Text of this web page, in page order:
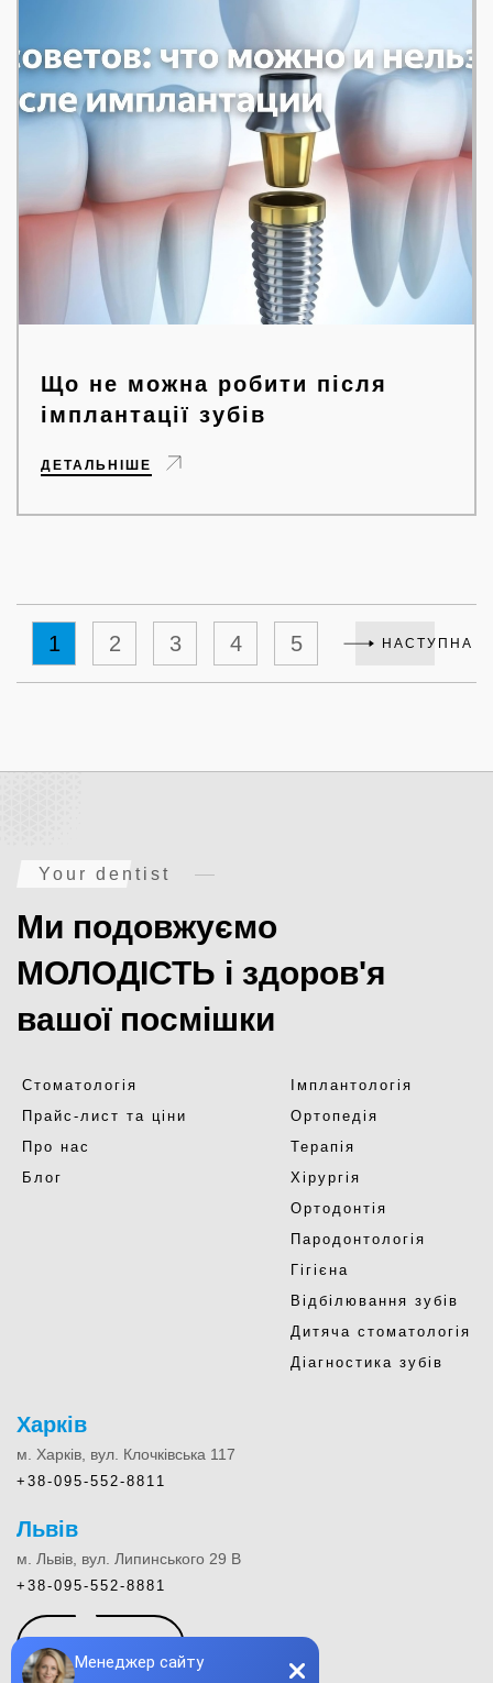
Що не можна робити після
імплантації зубів
ДЕТАЛЬНІШЕ
1 2 3 4 5 НАСТУПНА
Your dentist
Ми подовжуємо
МОЛОДІСТЬ і здоров'я
вашої посмішки
Стоматологія
Прайс-лист та ціни
Про нас
Блог
Імплантологія
Ортопедія
Терапія
Хірургія
Ортодонтія
Пародонтологія
Гігієна
Відбілювання зубів
Дитяча стоматологія
Діагностика зубів
Харків
м. Харків, вул. Клочківська 117
+38-095-552-8811
Львів
м. Львів, вул. Липинського 29 В
+38-095-552-8881
КОНТАКТИ